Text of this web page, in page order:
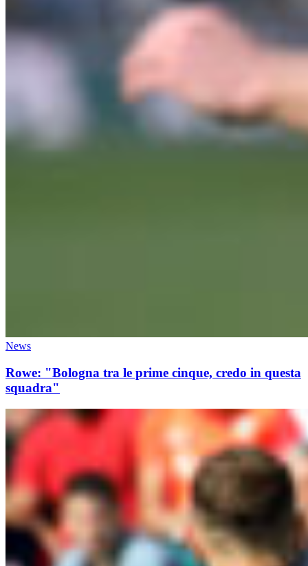
News
Rowe: "Bologna tra le prime cinque, credo in questa
squadra"